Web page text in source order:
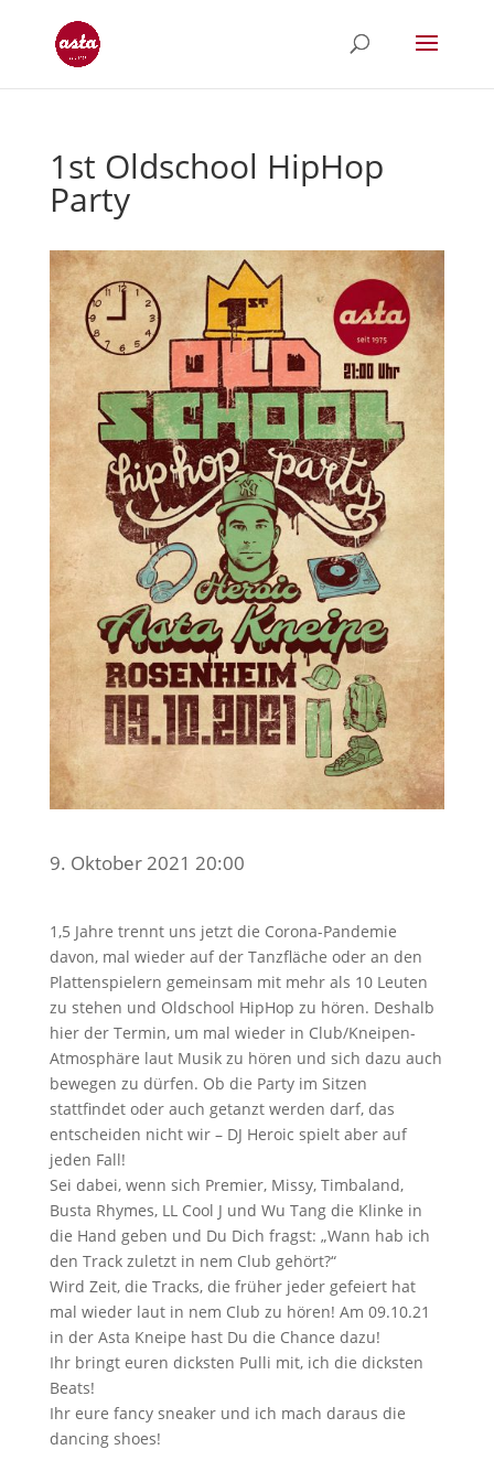
1st Oldschool HipHop
Party
9. Oktober 2021 20:00
1,5 Jahre trennt uns jetzt die Corona-Pandemie
davon, mal wieder auf der Tanzfläche oder an den
Plattenspielern gemeinsam mit mehr als 10 Leuten
zu stehen und Oldschool HipHop zu hören. Deshalb
hier der Termin, um mal wieder in Club/Kneipen-
Atmosphäre laut Musik zu hören und sich dazu auch
bewegen zu dürfen. Ob die Party im Sitzen
stattfindet oder auch getanzt werden darf, das
entscheiden nicht wir – DJ Heroic spielt aber auf
jeden Fall!
Sei dabei, wenn sich Premier, Missy, Timbaland,
Busta Rhymes, LL Cool J und Wu Tang die Klinke in
die Hand geben und Du Dich fragst: „Wann hab ich
den Track zuletzt in nem Club gehört?“
Wird Zeit, die Tracks, die früher jeder gefeiert hat
mal wieder laut in nem Club zu hören! Am 09.10.21
in der Asta Kneipe hast Du die Chance dazu!
Ihr bringt euren dicksten Pulli mit, ich die dicksten
Beats!
Ihr eure fancy sneaker und ich mach daraus die
dancing shoes!